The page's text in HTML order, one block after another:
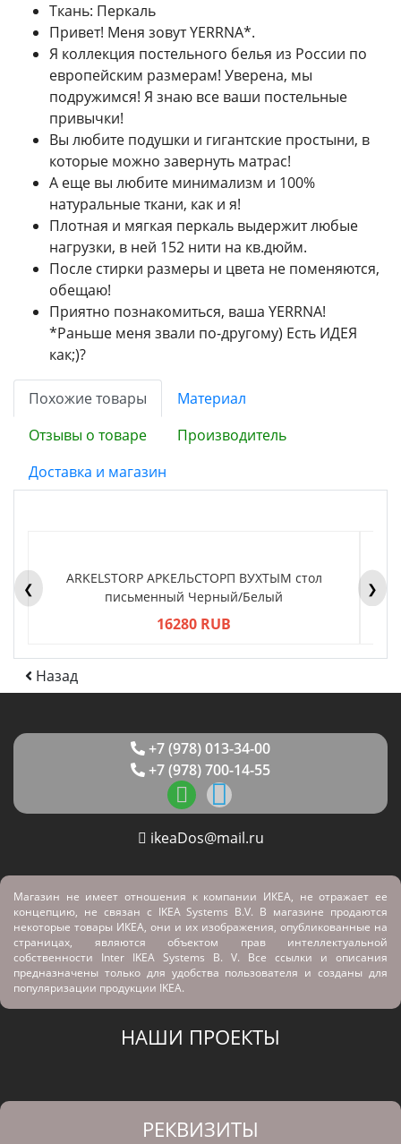
Ткань: Перкаль
Привет! Меня зовут YERRNA*.
Я коллекция постельного белья из России по
европейским размерам! Уверена, мы
подружимся! Я знаю все ваши постельные
привычки!
Вы любите подушки и гигантские простыни, в
которые можно завернуть матрас!
А еще вы любите минимализм и 100%
натуральные ткани, как и я!
Плотная и мягкая перкаль выдержит любые
нагрузки, в ней 152 нити на кв.дюйм.
После стирки размеры и цвета не поменяются,
обещаю!
Приятно познакомиться, ваша YERRNA!
*Раньше меня звали по-другому) Есть ИДЕЯ
как;)?
Похожие товары
Материал
Отзывы о товаре
Производитель
Доставка и магазин
❮
ARKELSTORP АРКЕЛЬСТОРП ВУХТЫМ стол
письменный Черный/Белый
16280 RUB
❯
Назад
+7 (978) 013-34-00
+7 (978) 700-14-55
ikeaDos@mail.ru
Магазин не имеет отношения к компании ИКЕА, не отражает ее
концепцию, не связан с IKEA Systems B.V. В магазине продаются
некоторые товары ИКЕА, они и их изображения, опубликованные на
страницах, являются объектом прав интеллектуальной
собственности Inter IKEA Systems B. V. Все ссылки и описания
предназначены только для удобства пользователя и созданы для
популяризации продукции IKEA.
НАШИ ПРОЕКТЫ
РЕКВИЗИТЫ